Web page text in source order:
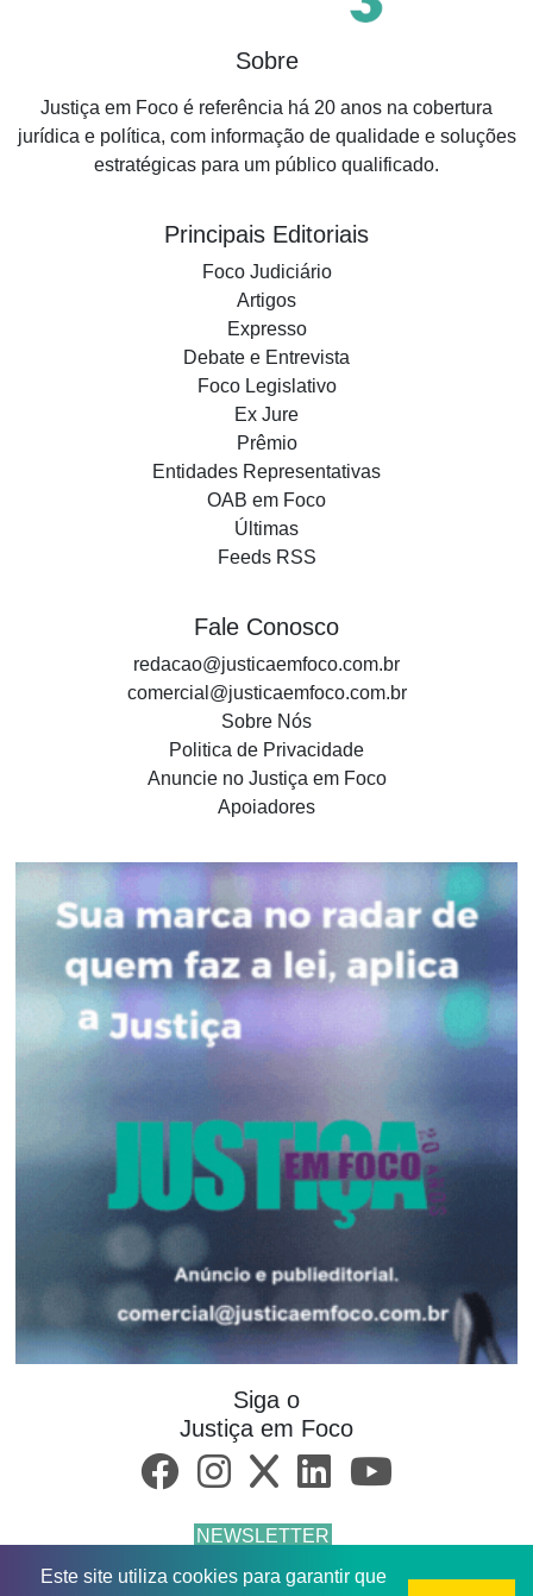
Sobre
Justiça em Foco é referência há 20 anos na cobertura
jurídica e política, com informação de qualidade e soluções
estratégicas para um público qualificado.
Principais Editoriais
Foco Judiciário
Artigos
Expresso
Debate e Entrevista
Foco Legislativo
Ex Jure
Prêmio
Entidades Representativas
OAB em Foco
Últimas
Feeds RSS
Fale Conosco
redacao@justicaemfoco.com.br
comercial@justicaemfoco.com.br
Sobre Nós
Politica de Privacidade
Anuncie no Justiça em Foco
Apoiadores
Siga o
Justiça em Foco
NEWSLETTER
Este site utiliza cookies para garantir que